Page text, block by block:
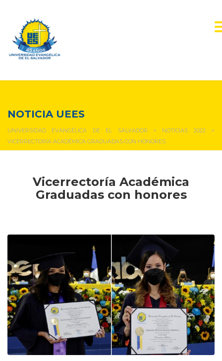
NOTICIA UEES
UNIVERSIDAD EVANGÉLICA DE EL SALVADOR > NOTICIAS 2022>
VICERRECTORÍA ACADÉMICA GRADUADAS CON HONORES
Vicerrectoría Académica
Graduadas con honores